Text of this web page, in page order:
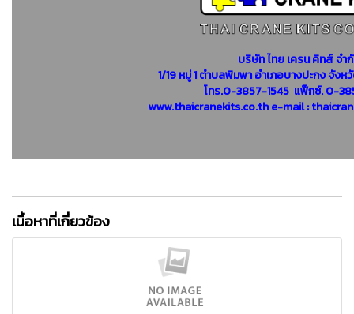
บริษัท ไทย เครน คิทส์ จำ
1/19 หมู่ 1 ตำบลพิมพา อำเภอบางปะกง จังห
โทร.0-3857-1545 แฟ็กซ์. 0-
www.thaicranekits.co.th e-mail :
เนื้อหาที่เกี่ยวข้อง